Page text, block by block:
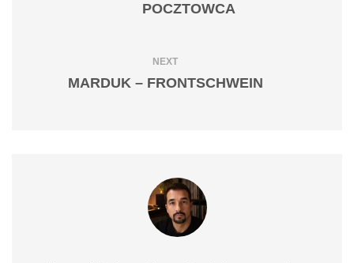
POCZTOWCA
NEXT
MARDUK – FRONTSCHWEIN